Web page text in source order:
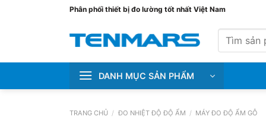
Phân phối thiết bị đo lường tốt nhất Việt Nam
kiếm:
DANH MỤC SẢN PHẨM
TRANG CHỦ / ĐO NHIỆT ĐỘ ĐỘ ẨM / MÁY ĐO ĐỘ ẨM GỖ